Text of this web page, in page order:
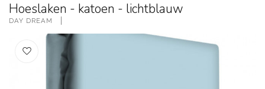
Hoeslaken - katoen - lichtblauw
DAY DREAM